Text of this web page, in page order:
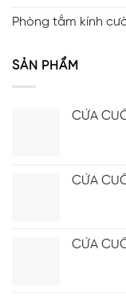
Phòng tắm kính
SẢN PHẨM
CỬA
CỬA
CỬA